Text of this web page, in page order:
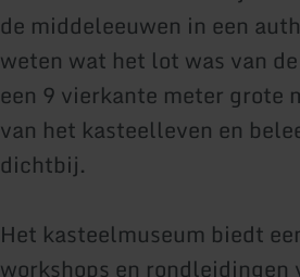
de middeleeuwen in een
weten wat het lot was van
een 9 vierkante meter grote
van het kasteelleven en
dichtbij.
Het kasteelmuseum biedt
workshops en rondleidingen